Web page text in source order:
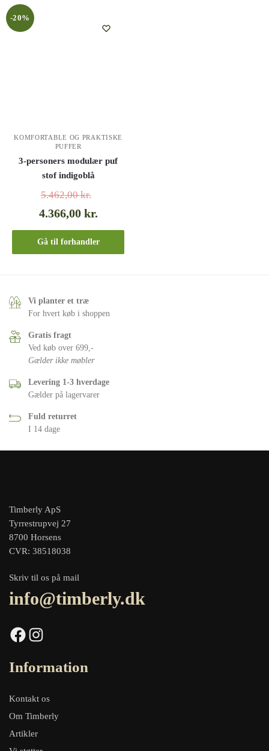
-20%
KOMFORTABLE OG PRAKTISKE
PUFFER
3-personers modulær puf
stof indigoblå
5.462,00kr.
4.366,00 kr.
Gå til forhandler
Vi planter et træ
For hvert køb i shoppen
Gratis fragt
Ved køb over 699,-
Gælder ikke møbler
Levering 1-3 hverdage
Gælder på lagervarer
Fuld returret
I 14 dage
Timberly ApS
Tyrrestrupvej 27
8700 Horsens
CVR: 38518038
Skriv til os på mail
info@timberly.dk
Facebook Instagram
Information
Kontakt os
Om Timberly
Artikler